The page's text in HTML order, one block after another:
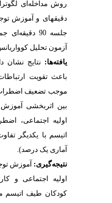
جلسه 90 دقیقه‌ای
آزمون تحلیل
یافته‌ها:نتایج نشان
باعث تقویت
موجب تضعیف اضطراب
بین اثربخشی آموزش
اولیه اجتماعی،
اتیسم با یکدیگر
آماری یک درصد).
نتیجه‌گیری:آموزش توجه
اولیه اجتماعی و
کودکان طیف اتیسم